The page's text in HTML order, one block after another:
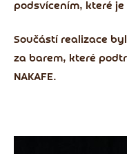
podsvícením, které
Součástí realizace
za barem, které
NAKAFE.